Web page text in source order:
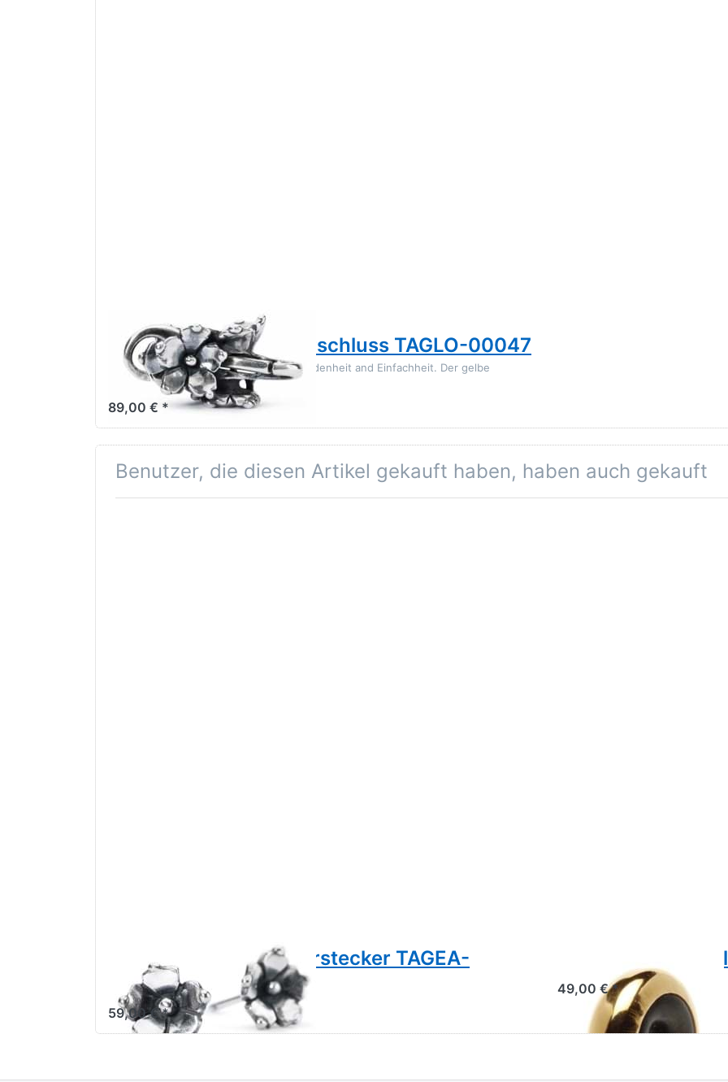
TROLLBEADS
Trollbeads Jasmin Verschluss TAGLO-00047
Jasmin steht für Freundlichkeit, Bescheidenheit and Einfachheit. Der gelbe
Jasmin-Strauch duftet so herrlich.
89,00 € *
Benutzer, die diesen Artikel gekauft haben, haben auch gekauft
Trollbeads Jasmin Ohrstecker TAGEA-
00084
59,00 € *
Spacer 18k
49,00 € *